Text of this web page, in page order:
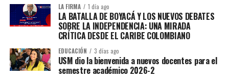
LA FIRMA 1 día ago
LA BATALLA DE BOYACÁ Y LOS NUEVOS DEBATES
SOBRE LA INDEPENDENCIA: UNA MIRADA
CRÍTICA DESDE EL CARIBE COLOMBIANO
EDUCACIÓN 3 días ago
USM dio la bienvenida a nuevos docentes para el
semestre académico 2026-2